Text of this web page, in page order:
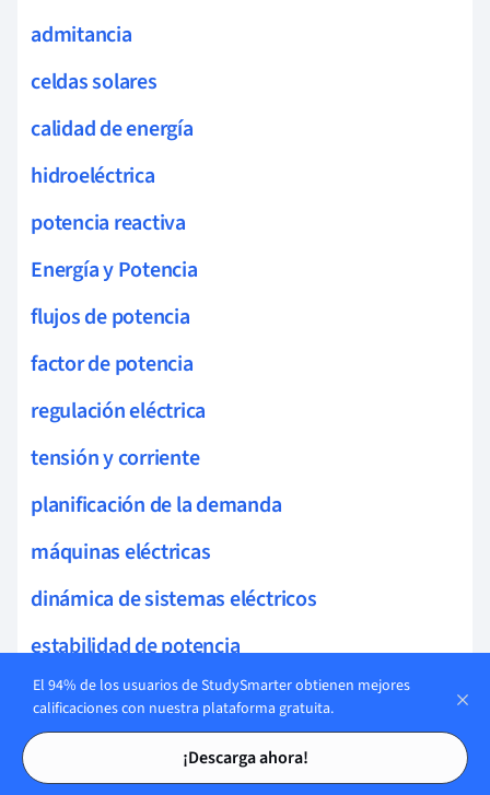
Tarjetas de estudio
Tarjetas de estudio
admitancia
celdas solares
calidad de energía
hidroeléctrica
potencia reactiva
Energía y Potencia
flujos de potencia
factor de potencia
regulación eléctrica
tensión y corriente
planificación de la demanda
máquinas eléctricas
dinámica de sistemas eléctricos
estabilidad de potencia
sistemas de almacenamiento
condiciones de armónicos
control de voltaje
El 94% de los usuarios de StudySmarter obtienen mejores
calificaciones con nuestra plataforma gratuita.
¡Descarga ahora!